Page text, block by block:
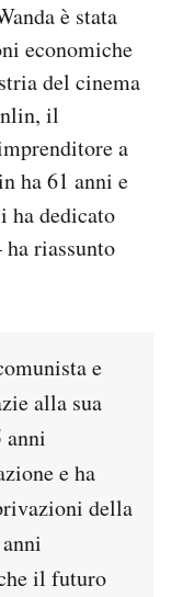
è stata
economiche
del cinema
il
a
ha 61 anni e
ha dedicato
ha riassunto
e
alla sua
anni
e ha
della
il futuro